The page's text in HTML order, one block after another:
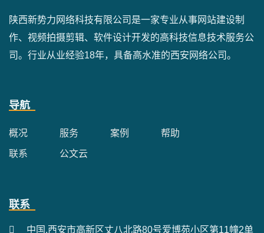
陕西新势力网络科技有限公司是一家专业从事网站建设制
作、视频拍摄剪辑、软件设计开发的高科技信息技术服务公
司。行业从业经验18年，具备高水准的西安网络公司。
导航
概况 服务 案例 帮助
联系 公文云
联系
中国.西安市高新区丈八北路80号爱博苑小区第11幢2单